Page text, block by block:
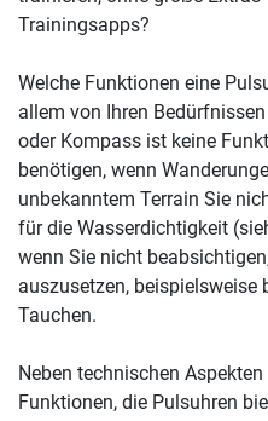
Trainingsapps?
Welche Funktionen eine
allem von Ihren
oder Kompass ist keine
benötigen, wenn
unbekanntem Terrain Sie
für die Wasserdichtigkeit
wenn Sie nicht
auszusetzen, beispielsweise
Tauchen.
Neben technischen
Funktionen, die Pulsuhren